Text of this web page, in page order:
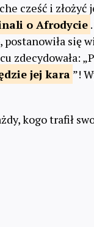
cześć i
o Afrodycie
się
zdecydowała:
jej kara ”!
kogo trafił